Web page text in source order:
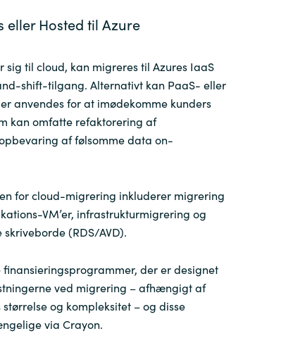
eller Hosted til Azure
sig til cloud, kan migreres til Azures IaaS
shift-tilgang. Alternativt kan PaaS- eller
anvendes for at imødekomme kunders
kan omfatte refaktorering af
af følsomme data on-
for cloud-migrering inkluderer migrering
VM’er, infrastrukturmigrering og
(RDS/AVD).
finansieringsprogrammer, der er designet
ved migrering – afhængigt af
og kompleksitet – og disse
via Crayon.